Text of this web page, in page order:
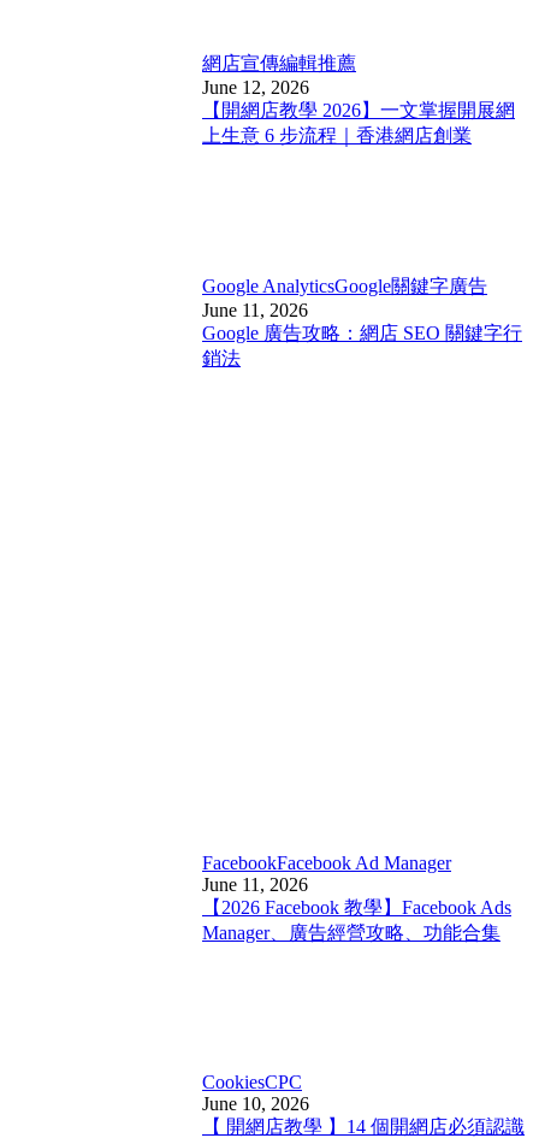
網店宣傳編輯推薦
June 12, 2026
【開網店教學 2026】一文掌握開展網
上生意 6 步流程｜香港網店創業
Google AnalyticsGoogle關鍵字廣告
June 11, 2026
Google 廣告攻略：網店 SEO 關鍵字行
銷法
FacebookFacebook Ad Manager
June 11, 2026
【2026 Facebook 教學】Facebook Ads
Manager、廣告經營攻略、功能合集
CookiesCPC
June 10, 2026
【 開網店教學 】14 個開網店必須認識